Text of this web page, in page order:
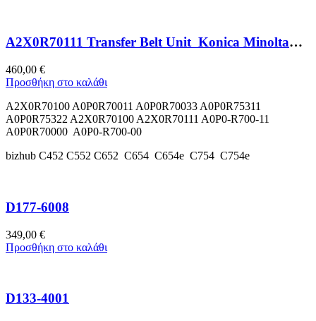
A2X0R70111 Transfer Belt Unit Konica Minolta
460,00 €
Προσθήκη στο καλάθι
A2X0R70100 A0P0R70011 A0P0R70033 A0P0R75311
A0P0R75322 A2X0R70100 A2X0R70111 A0P0-R700-11
A0P0R70000 A0P0-R700-00
bizhub C452 C552 C652 C654 C654e C754 C754e
D177-6008
349,00 €
Προσθήκη στο καλάθι
D133-4001